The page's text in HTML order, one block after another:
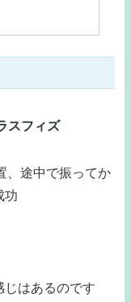
スフィズ
、途中で振ってか
功
じはあるのです